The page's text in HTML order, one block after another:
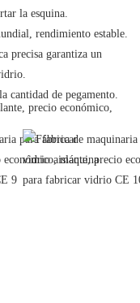
la esquina.
rendimiento estable.
cantidad de pegamento.